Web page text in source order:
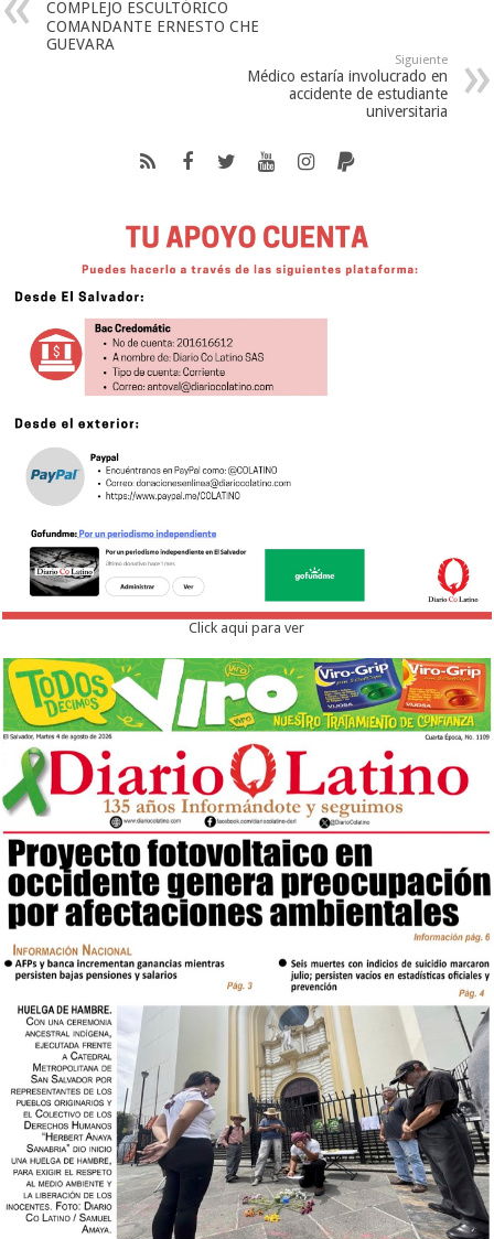
COMPLEJO ESCULTÓRICO
COMANDANTE ERNESTO CHE
GUEVARA
Siguiente
Médico estaría involucrado en
accidente de estudiante
universitaria
Click aqui para ver